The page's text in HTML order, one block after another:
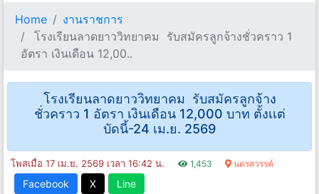
Home
งานราชการ
โรงเรียนลาดยาววิทยาคม รับสมัครลูกจ้างชั่วคราว 1
อัตรา เงินเดือน 12,00..
โรงเรียนลาดยาววิทยาคม รับสมัครลูกจ้าง
ชั่วคราว 1 อัตรา เงินเดือน 12,000 บาท ตั้งเเต่
บัดนี้-24 เม.ย. 2569
โพสเมื่อ 17 เม.ย. 2569 เวลา 16:42 น. 1,453 นครสวรรค์
Facebook X Line